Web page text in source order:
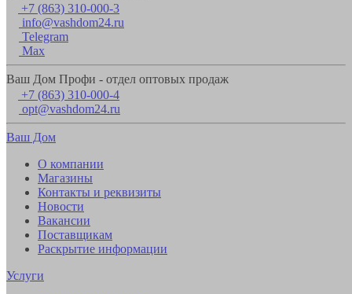
+7 (863) 310-000-3
info@vashdom24.ru
Telegram
Max
Ваш Дом Профи - отдел оптовых продаж
+7 (863) 310-000-4
opt@vashdom24.ru
Ваш Дом
О компании
Магазины
Контакты и реквизиты
Новости
Вакансии
Поставщикам
Раскрытие информации
Услуги